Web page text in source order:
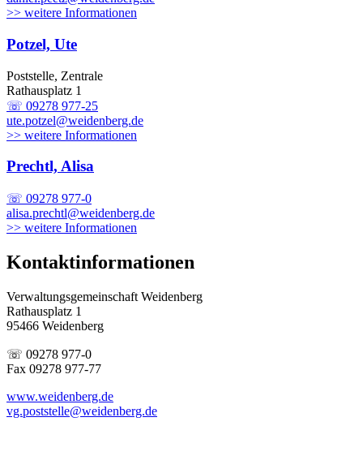
>> weitere Informationen
Potzel, Ute
Poststelle, Zentrale
Rathausplatz 1
☏ 09278 977-25
ute.potzel@weidenberg.de
>> weitere Informationen
Prechtl, Alisa
☏ 09278 977-0
alisa.prechtl@weidenberg.de
>> weitere Informationen
Kontaktinformationen
Verwaltungsgemeinschaft Weidenberg
Rathausplatz 1
95466 Weidenberg
☏ 09278 977-0
Fax 09278 977-77
www.weidenberg.de
vg.poststelle@weidenberg.de